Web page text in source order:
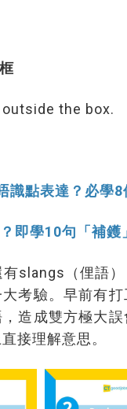
the box.
點表達？必學8
即學10句「補
slangs（俚語
考驗。早前有
造成雙方極大誤
接理解意思。